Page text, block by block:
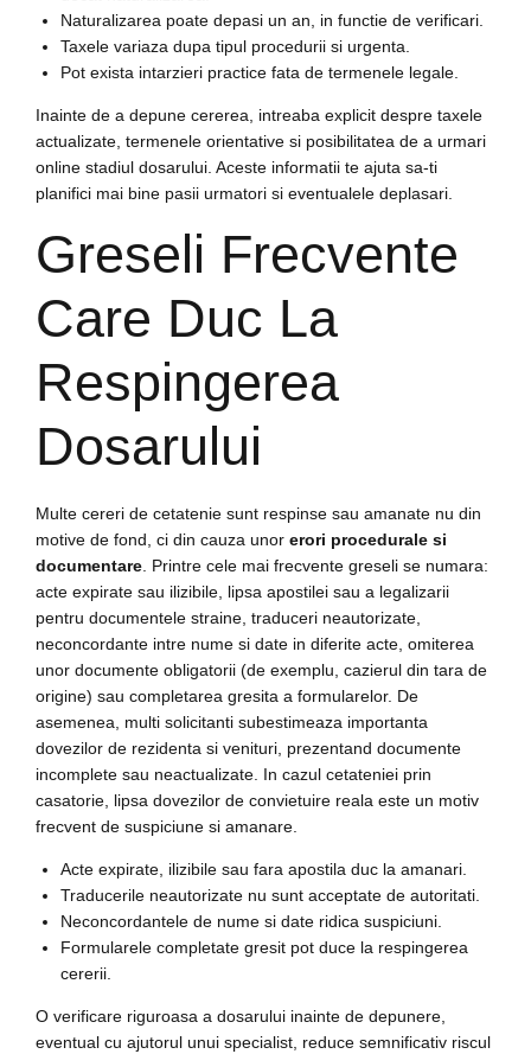
Naturalizarea poate depasi un an, in functie de verificari.
Taxele variaza dupa tipul procedurii si urgenta.
Pot exista intarzieri practice fata de termenele legale.
Inainte de a depune cererea, intreaba explicit despre taxele
actualizate, termenele orientative si posibilitatea de a urmari
online stadiul dosarului. Aceste informatii te ajuta sa-ti
planifici mai bine pasii urmatori si eventualele deplasari.
Greseli Frecvente
Care Duc La
Respingerea
Dosarului
Multe cereri de cetatenie sunt respinse sau amanate nu din
motive de fond, ci din cauza unor erori procedurale si
documentare . Printre cele mai frecvente greseli se numara:
acte expirate sau ilizibile, lipsa apostilei sau a legalizarii
pentru documentele straine, traduceri neautorizate,
neconcordante intre nume si date in diferite acte, omiterea
unor documente obligatorii (de exemplu, cazierul din tara de
origine) sau completarea gresita a formularelor. De
asemenea, multi solicitanti subestimeaza importanta
dovezilor de rezidenta si venituri, prezentand documente
incomplete sau neactualizate. In cazul cetateniei prin
casatorie, lipsa dovezilor de convietuire reala este un motiv
frecvent de suspiciune si amanare.
Acte expirate, ilizibile sau fara apostila duc la amanari.
Traducerile neautorizate nu sunt acceptate de autoritati.
Neconcordantele de nume si date ridica suspiciuni.
Formularele completate gresit pot duce la respingerea
cererii.
O verificare riguroasa a dosarului inainte de depunere,
eventual cu ajutorul unui specialist, reduce semnificativ riscul